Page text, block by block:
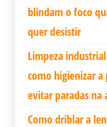
blindam o foco
quer desistir
Limpeza
como higienizar
evitar paradas na
Como driblar a